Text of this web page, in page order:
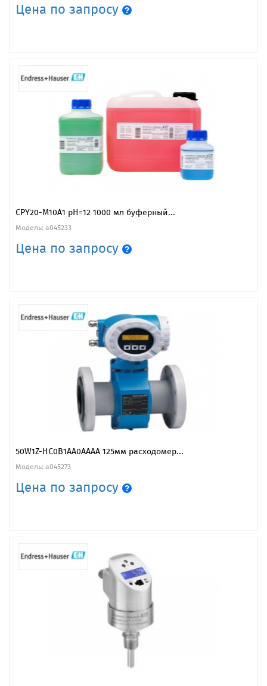
Цена по запросу
CPY20-M10A1 рН=12 1000 мл буферный...
Модель: a045233
Цена по запросу
50W1Z-HC0B1AA0AAAA 125мм расходомер...
Модель: a045273
Цена по запросу